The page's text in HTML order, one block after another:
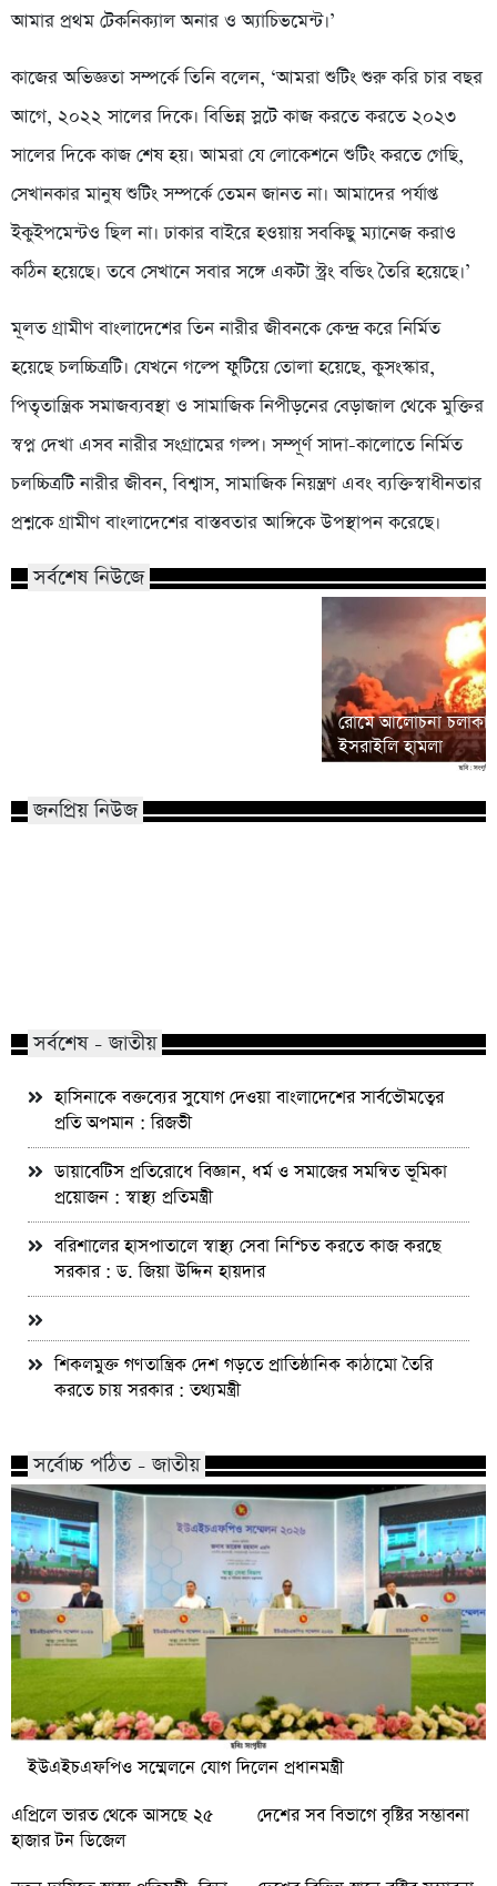
আমার প্রথম টেকনিক্যাল অনার ও অ্যাচিভমেন্ট।’
কাজের অভিজ্ঞতা সম্পর্কে তিনি বলেন, ‘আমরা শুটিং শুরু করি চার বছর
আগে, ২০২২ সালের দিকে। বিভিন্ন স্লটে কাজ করতে করতে ২০২৩
সালের দিকে কাজ শেষ হয়। আমরা যে লোকেশনে শুটিং করতে গেছি,
সেখানকার মানুষ শুটিং সম্পর্কে তেমন জানত না। আমাদের পর্যাপ্ত
ইকুইপমেন্টও ছিল না। ঢাকার বাইরে হওয়ায় সবকিছু ম্যানেজ করাও
কঠিন হয়েছে। তবে সেখানে সবার সঙ্গে একটা স্ট্রং বন্ডিং তৈরি হয়েছে।’
মূলত গ্রামীণ বাংলাদেশের তিন নারীর জীবনকে কেন্দ্র করে নির্মিত
হয়েছে চলচ্চিত্রটি। যেখনে গল্পে ফুটিয়ে তোলা হয়েছে, কুসংস্কার,
পিতৃতান্ত্রিক সমাজব্যবস্থা ও সামাজিক নিপীড়নের বেড়াজাল থেকে মুক্তির
স্বপ্ন দেখা এসব নারীর সংগ্রামের গল্প। সম্পূর্ণ সাদা-কালোতে নির্মিত
চলচ্চিত্রটি নারীর জীবন, বিশ্বাস, সামাজিক নিয়ন্ত্রণ এবং ব্যক্তিস্বাধীনতার
প্রশ্নকে গ্রামীণ বাংলাদেশের বাস্তবতার আঙ্গিকে উপস্থাপন করেছে।
সর্বশেষ নিউজে
রোমে আলোচনা
ইসরাইলি হামলা
জনপ্রিয় নিউজ
সর্বশেষ - জাতীয়
হাসিনাকে বক্তব্যের সুযোগ দেওয়া বাংলাদেশের সার্বভৌমত্বের
প্রতি অপমান : রিজভী
ডায়াবেটিস প্রতিরোধে বিজ্ঞান, ধর্ম ও সমাজের সমন্বিত ভূমিকা
প্রয়োজন : স্বাস্থ্য প্রতিমন্ত্রী
বরিশালের হাসপাতালে স্বাস্থ্য সেবা নিশ্চিত করতে কাজ করছে
সরকার : ড. জিয়া উদ্দিন হায়দার
শিকলমুক্ত গণতান্ত্রিক দেশ গড়তে প্রাতিষ্ঠানিক কাঠামো তৈরি
করতে চায় সরকার : তথ্যমন্ত্রী
সর্বোচ্চ পঠিত - জাতীয়
ইউএইচএফপিও সম্মেলনে যোগ দিলেন প্রধানমন্ত্রী
এপ্রিলে ভারত থেকে আসছে ২৫
হাজার টন ডিজেল
দেশের সব বিভাগে বৃষ্টির সম্ভাবনা